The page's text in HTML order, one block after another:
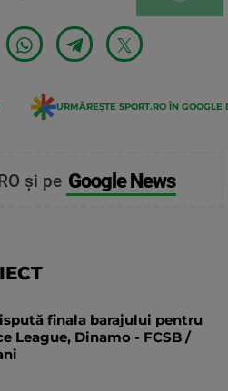
URMĂREȘTE SPORT.RO ÎN GOOGLE
și pe Google News
finala barajului pentru
League, Dinamo - FCSB /